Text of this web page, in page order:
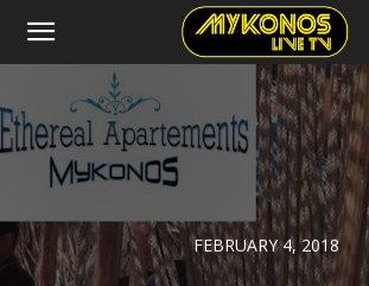
FEBRUARY 4, 2018